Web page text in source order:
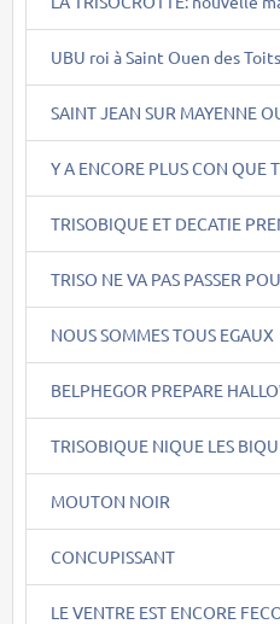
UBU roi à Saint Ouen des Toits
SAINT JEAN SUR MAYENNE
Y A ENCORE PLUS CON QUE
TRISOBIQUE ET DECATIE
TRISO NE VA PAS PASSER
NOUS SOMMES TOUS EGAUX
BELPHEGOR PREPARE
TRISOBIQUE NIQUE LES
MOUTON NOIR
CONCUPISSANT
LE VENTRE EST ENCORE